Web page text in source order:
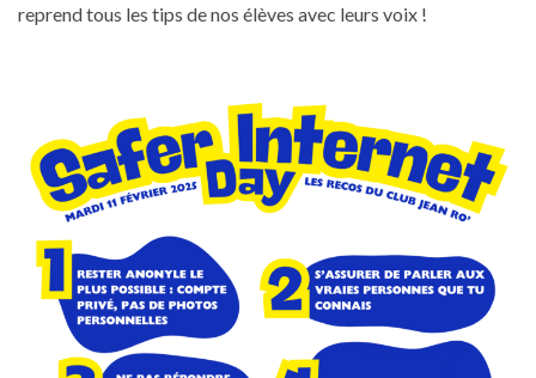
reprend tous les tips de nos élèves avec leurs voix !